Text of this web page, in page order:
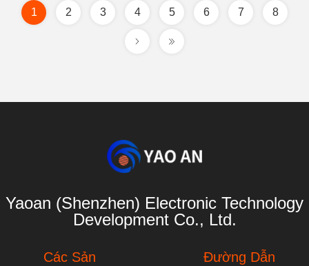
1 2 3 4 5 6 7 8
Yaoan (Shenzhen) Electronic Technology
Development Co., Ltd.
Các Sản
Đường Dẫn